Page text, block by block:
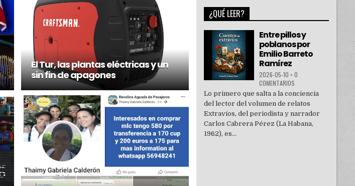
El Tur, las plantas eléctricas y un
sin fin de apagones
¿QUÉ LEER?
Entre pillos y
poblanos por
Emilio Barreto
Ramírez
2026-05-10 • 0
COMENTARIOS
Lo primero que salta a la conciencia
del lector del volumen de relatos
Extravíos, del periodista y narrador
Carlos Cabrera Pérez (La Habana,
1962), es...